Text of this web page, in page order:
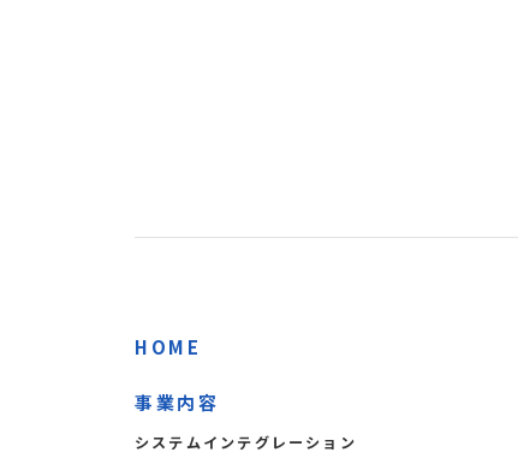
HOME
事業内容
システムインテグレーション